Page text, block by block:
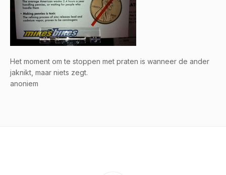
Het moment om te stoppen met praten is wanneer de ander
jaknikt, maar niets zegt.
anoniem